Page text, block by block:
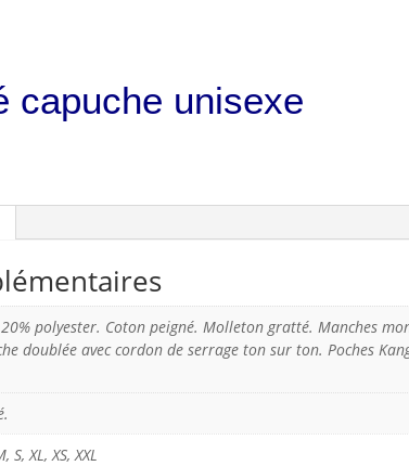
capuche unisexe
polyester. Coton peigné. Molleton gratté. Manches
doublée avec cordon de serrage ton sur ton. Poches
S, XL, XS, XXL